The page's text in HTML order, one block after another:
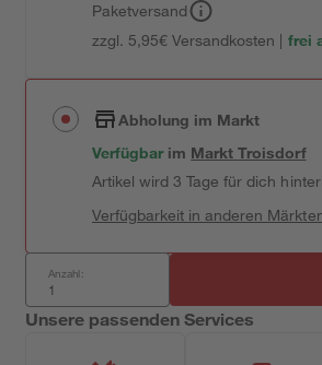
Paketversand
zzgl. 5,95€ Versandkosten | frei
Abholung im Markt
Verfügbar im MarktTroisdorf
Artikel wird 3 Tage für dich
Verfügbarkeit in anderen
Anzahl:
Unsere passenden Services